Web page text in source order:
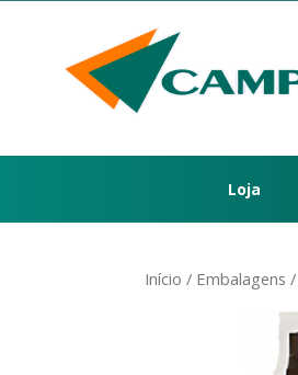
Loja
Início / Embalagens /